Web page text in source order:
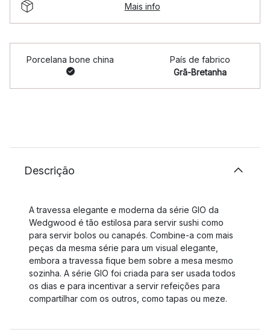
Mais info
Porcelana bone china
País de fabrico
Grã-Bretanha
Descrição
A travessa elegante e moderna da série GIO da
Wedgwood é tão estilosa para servir sushi como
para servir bolos ou canapés. Combine-a com mais
peças da mesma série para um visual elegante,
embora a travessa fique bem sobre a mesa mesmo
sozinha. A série GIO foi criada para ser usada todos
os dias e para incentivar a servir refeições para
compartilhar com os outros, como tapas ou meze.